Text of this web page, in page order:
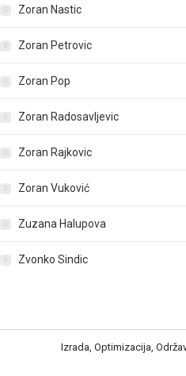
Zoran Nastic
Zoran Petrovic
Zoran Pop
Zoran Radosavljevic
Zoran Rajkovic
Zoran Vuković
Zuzana Halupova
Zvonko Sindic
Izrada, Optimizacija,